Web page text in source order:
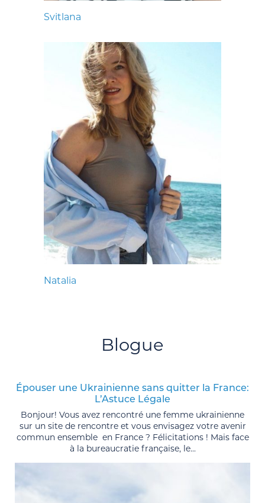
Svitlana
Natalia
Blogue
Épouser une Ukrainienne sans quitter la France:
L’Astuce Légale
Bonjour! Vous avez rencontré une femme ukrainienne
sur un site de rencontre et vous envisagez votre avenir
commun ensemble en France ? Félicitations ! Mais face
à la bureaucratie française, le...